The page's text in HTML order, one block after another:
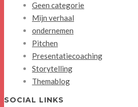
Geen categorie
Mijn verhaal
ondernemen
Pitchen
Presentatiecoaching
Storytelling
Themablog
SOCIAL LINKS